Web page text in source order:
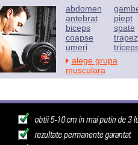
abdomen
antebrat
biceps
coapse
umeri
piept
spate
trapez
alege grupa
musculara